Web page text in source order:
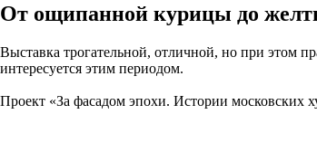
От ощипанной курицы до
Выставка трогательной, отличной, но при этом
интересуется этим периодом.
Проект «За фасадом эпохи. Истории московских